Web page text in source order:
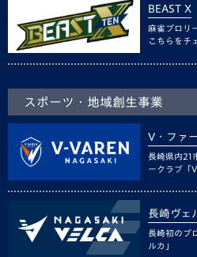
BEAST X
麻雀プロリ
こちらをチ
スポーツ・地域創生事業
V・ファ
長崎県内21
ークラブ「
長崎ヴェ
長崎初のプ
ルカ」